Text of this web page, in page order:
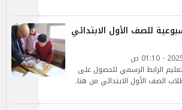
للصف الأول الابتدائي
الرابط الرسمي للحصول على
الصف الأول الابتدائي من هنا.